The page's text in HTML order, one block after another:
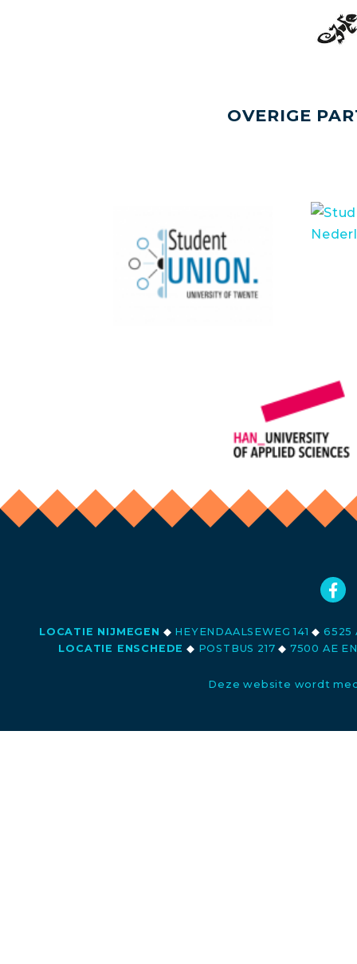
OVERIGE
LOCATIE NIJMEGEN ◆ HEYENDAALSEWEG 141◆ 6525
LOCATIE ENSCHEDE ◆ POSTBUS 217◆ 7500 AE
Deze website wordt